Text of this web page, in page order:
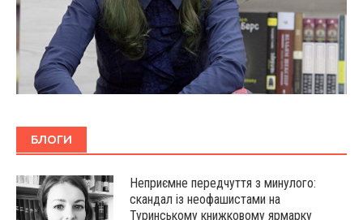
БЛОГИ
Неприємне передчуття з минулого:
скандал із неофашистами на
Туринському книжковому ярмарку